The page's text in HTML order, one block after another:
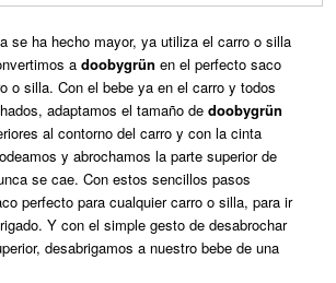
se ha hecho mayor, ya utiliza el carro o silla
adoobygrün en el perfecto saco
o silla. Con el bebe ya en el carro y todos
adaptamos el tamaño dedoobygrün
al contorno del carro y con la cinta
y abrochamos la parte superior de
se cae. Con estos sencillos pasos
perfecto para cualquier carro o silla, para ir
Y con el simple gesto de desabrochar
desabrigamos a nuestro bebe de una